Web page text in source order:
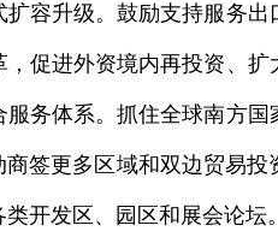
容升级。鼓励支持服务出
促进外资境内再投资、扩
务体系。抓住全球南方国
签更多区域和双边贸易投
开发区、园区和展会论坛。